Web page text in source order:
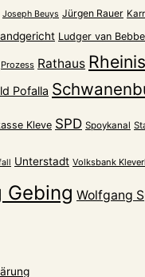
Joseph Beuys Jürgen Rauer
Ludger van
Prozess Rathaus
Pofalla
Kleve SPD Spoykanal
Unterstadt Volksbank
Gebing Wolfgang